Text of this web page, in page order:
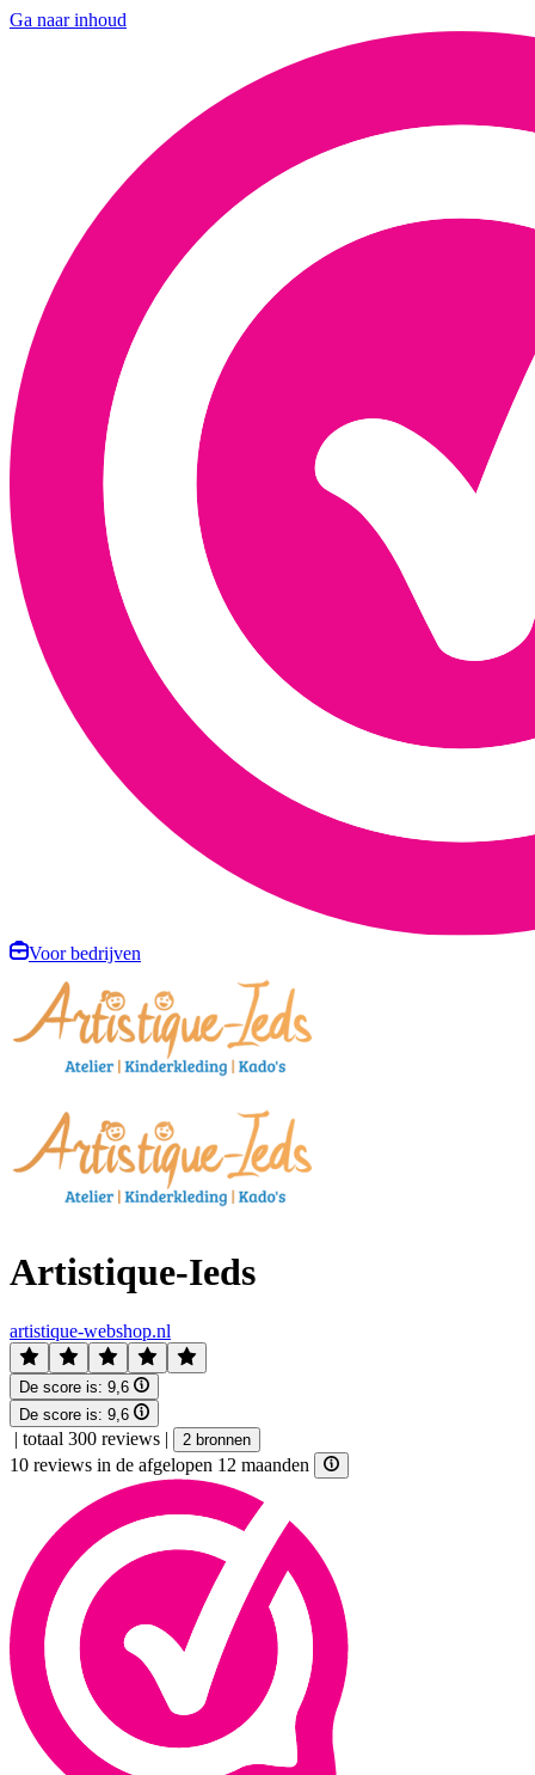
Ga naar inhoud
Voor bedrijven
Artistique-Ieds
artistique-webshop.nl
De score is: 9,6
De score is: 9,6
| totaal 300 reviews | 2 bronnen
10 reviews in de afgelopen 12 maanden